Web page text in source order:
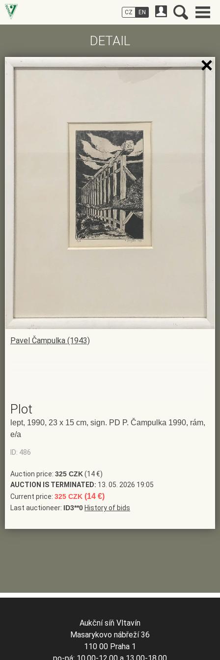
DETAIL
Pavel Čampulka (1943)
Plot
lept, 1990, 23 x 15 cm, sign. PD P. Čampulka 1990, rám,
e/a
ID: 486
Auction price: 325 CZK(14 €)
AUCTION IS TERMINATED: 13. 05. 2026 19:05
Current price: 325 CZK (14 €)
Last auctioneer: ID3**0 History of bids
CZ EN
Aukční síň Vltavín
Masarykovo nábřeží 36
110 00 Praha 1